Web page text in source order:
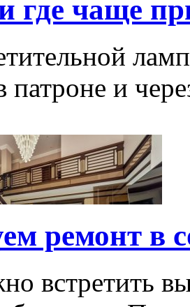
где чаще
патроне и
ремонт в
встретить